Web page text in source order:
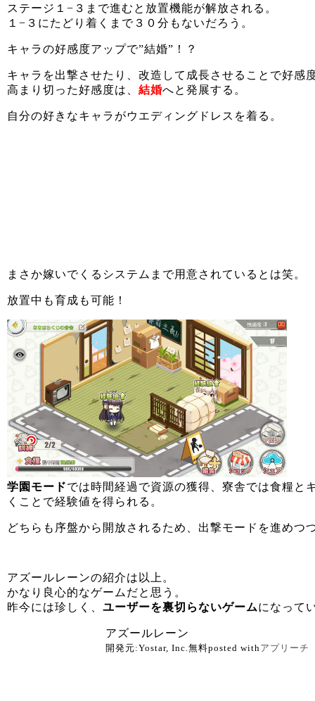
ステージ１−３まで進むと放置機能が解放される。
１−３にたどり着くまで３０分もないだろう。
キャラの好感度アップで”結婚”！？
キャラを出撃させたり、改造して成長させることで好感
高まり切った好感度は、 結婚へと発展する。
自分の好きなキャラがウエディングドレスを着る。
まさか嫁いでくるシステムまで用意されているとは笑。
放置中も育成も可能！
学園モードでは時間経過で資源の獲得、寮舎では食糧と
くことで経験値を得られる。
どちらも序盤から開放されるため、出撃モードを進めつ
アズールレーンの紹介は以上。
かなり良心的なゲームだと思う。
昨今には珍しく、 ユーザーを裏切らないゲームになって
アズールレーン
開発元:Yostar, Inc.無料posted withアプリーチ